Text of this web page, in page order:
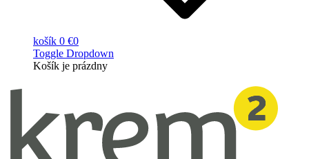
košík 0 €0
Toggle Dropdown
Košík je prázdny